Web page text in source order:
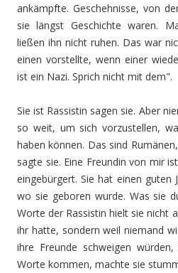
ankämpfte. Geschehnisse, von
sie längst Geschichte waren.
ließen ihn nicht ruhen. Das war
einen vorstellte, wenn einer
ist ein Nazi. Sprich nicht mit dem".
Sie ist Rassistin sagen sie. Aber
so weit, um sich vorzustellen,
haben können. Das sind
sagte sie. Eine Freundin von mir
eingebürgert. Sie hat einen guten
wo sie geboren wurde. Was sie
Worte der Rassistin hielt sie nicht
ihr hatte, sondern weil niemand
ihre Freunde schweigen
Worte kommen, machte sie